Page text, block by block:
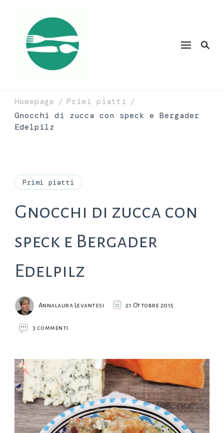
Homepage / Primi piatti /
Gnocchi di zucca con speck e Bergader
Edelpilz
Primi piatti
Gnocchi di zucca con
speck e Bergader
Edelpilz
Annalaura Levantesi 21 Ottobre 2015
3 commenti
zucca
con
speck
e
Bergader
Edelpilz